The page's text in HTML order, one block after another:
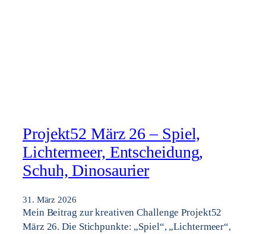
Projekt52 März 26 – Spiel,
Lichtermeer, Entscheidung,
Schuh, Dinosaurier
31. März 2026
Mein Beitrag zur kreativen Challenge Projekt52
März 26. Die Stichpunkte: „Spiel“, „Lichtermeer“,